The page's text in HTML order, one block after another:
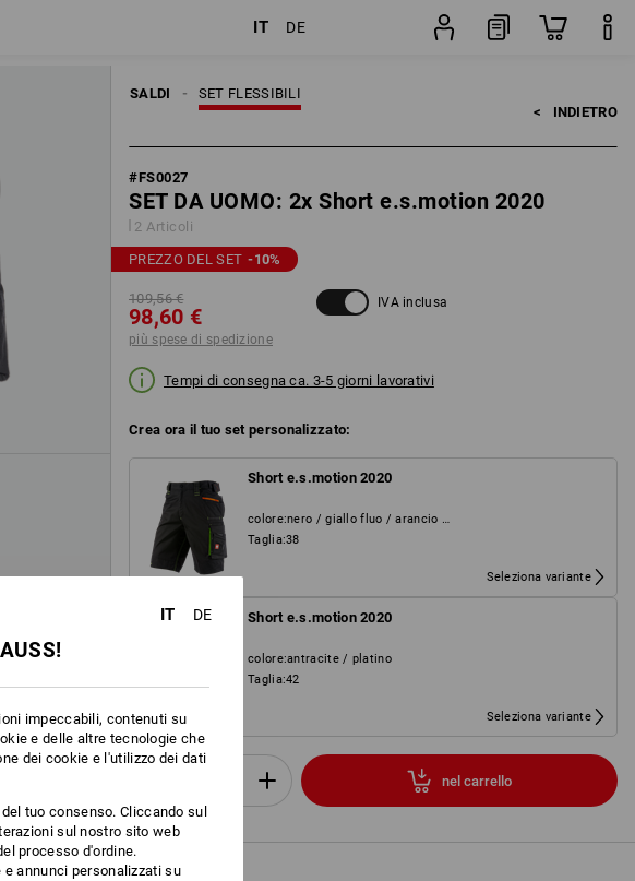
IT DE
SALDI
SET FLESSIBILI
< INDIETRO
#FS0027
SET DA UOMO: 2x Short e.s.motion 2020
2 Articoli
PREZZO DEL SET -10%
109,56 €
98,60 €
più spese di spedizione
IVA inclusa
Tempi di consegna ca. 3-5 giorni lavorativi
Crea ora il tuo set personalizzato:
Short e.s.motion 2020
colore:
nero / giallo fluo / arancio fluo
Taglia:38
Seleziona variante
Short e.s.motion 2020
colore:antracite / platino
Taglia:42
Seleziona variante
nel carrello
più spese di spedizione
IT DE
impeccabili, contenuti su
e delle altre tecnologie che
dei cookie e l'utilizzo dei dati
tuo consenso. Cliccando sul
sul nostro sito web
processo d'ordine.
annunci personalizzati su